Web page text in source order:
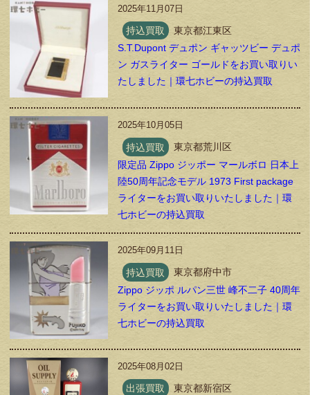
2025年11月07日
持込買取
東京都江東区
S.T.Dupont デュポン ギャッツビー デュポ
ン ガスライター ゴールドをお買い取りい
たしました｜環七ホビーの持込買取
2025年10月05日
持込買取
東京都荒川区
限定品 Zippo ジッポー マールボロ 日本上
陸50周年記念モデル 1973 First package
ライターをお買い取りいたしました｜環
七ホビーの持込買取
2025年09月11日
持込買取
東京都府中市
Zippo ジッポ ルパン三世 峰不二子 40周年
ライターをお買い取りいたしました｜環
七ホビーの持込買取
2025年08月02日
出張買取
東京都新宿区